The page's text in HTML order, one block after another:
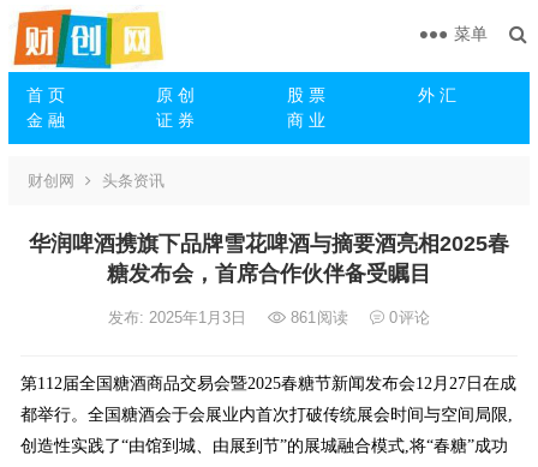
首 页 原 创 股 票
外 汇
金 融
证 券 商 业
菜单
财创网 头条资讯
华润啤酒携旗下品牌雪花啤酒与摘要酒亮相2025春
糖发布会，首席合作伙伴备受瞩目
发布: 2025年1月3日 861阅读 0评论
第112届全国糖酒商品交易会暨2025春糖节新闻发布会12月27日在成
都举行。全国糖酒会于会展业内首次打破传统展会时间与空间局限,
创造性实践了“由馆到城、由展到节”的展城融合模式,将“春糖”成功